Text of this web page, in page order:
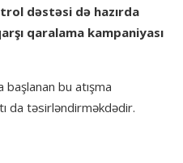
dəstəsi də hazırda
qaralama kampaniyası
bu atışma
da təsirləndirməkdədir.